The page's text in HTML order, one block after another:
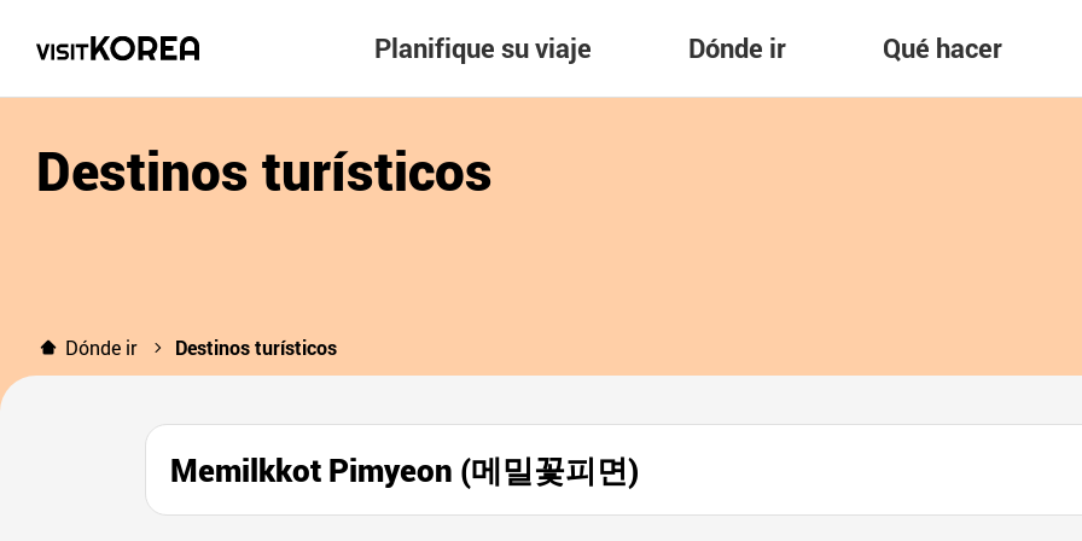
Planifique su viaje Dónde ir Qué hacer
Destinos turísticos
Dónde ir Destinos turísticos
Memilkkot Pimyeon (메밀꽃피면)